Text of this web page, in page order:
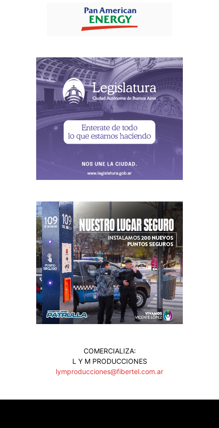
COMERCIALIZA:
L Y M PRODUCCIONES
lymproducciones@fibertel.com.ar